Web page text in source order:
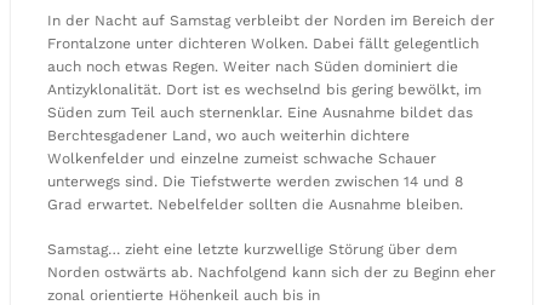
In der Nacht auf Samstag verbleibt der Norden im Bereich der
Frontalzone unter dichteren Wolken. Dabei fällt gelegentlich
auch noch etwas Regen. Weiter nach Süden dominiert die
Antizyklonalität. Dort ist es wechselnd bis gering bewölkt, im
Süden zum Teil auch sternenklar. Eine Ausnahme bildet das
Berchtesgadener Land, wo auch weiterhin dichtere
Wolkenfelder und einzelne zumeist schwache Schauer
unterwegs sind. Die Tiefstwerte werden zwischen 14 und 8
Grad erwartet. Nebelfelder sollten die Ausnahme bleiben.
Samstag… zieht eine letzte kurzwellige Störung über dem
Norden ostwärts ab. Nachfolgend kann sich der zu Beginn eher
zonal orientierte Höhenkeil auch bis in